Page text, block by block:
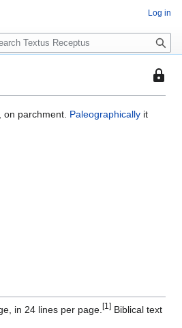
This
, on parchment. Paleographically it
in 24 lines per page. [1] Biblical text
Log in